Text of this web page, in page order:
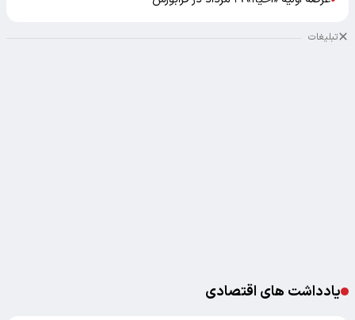
تبلیغات
یادداشت های اقتصادی